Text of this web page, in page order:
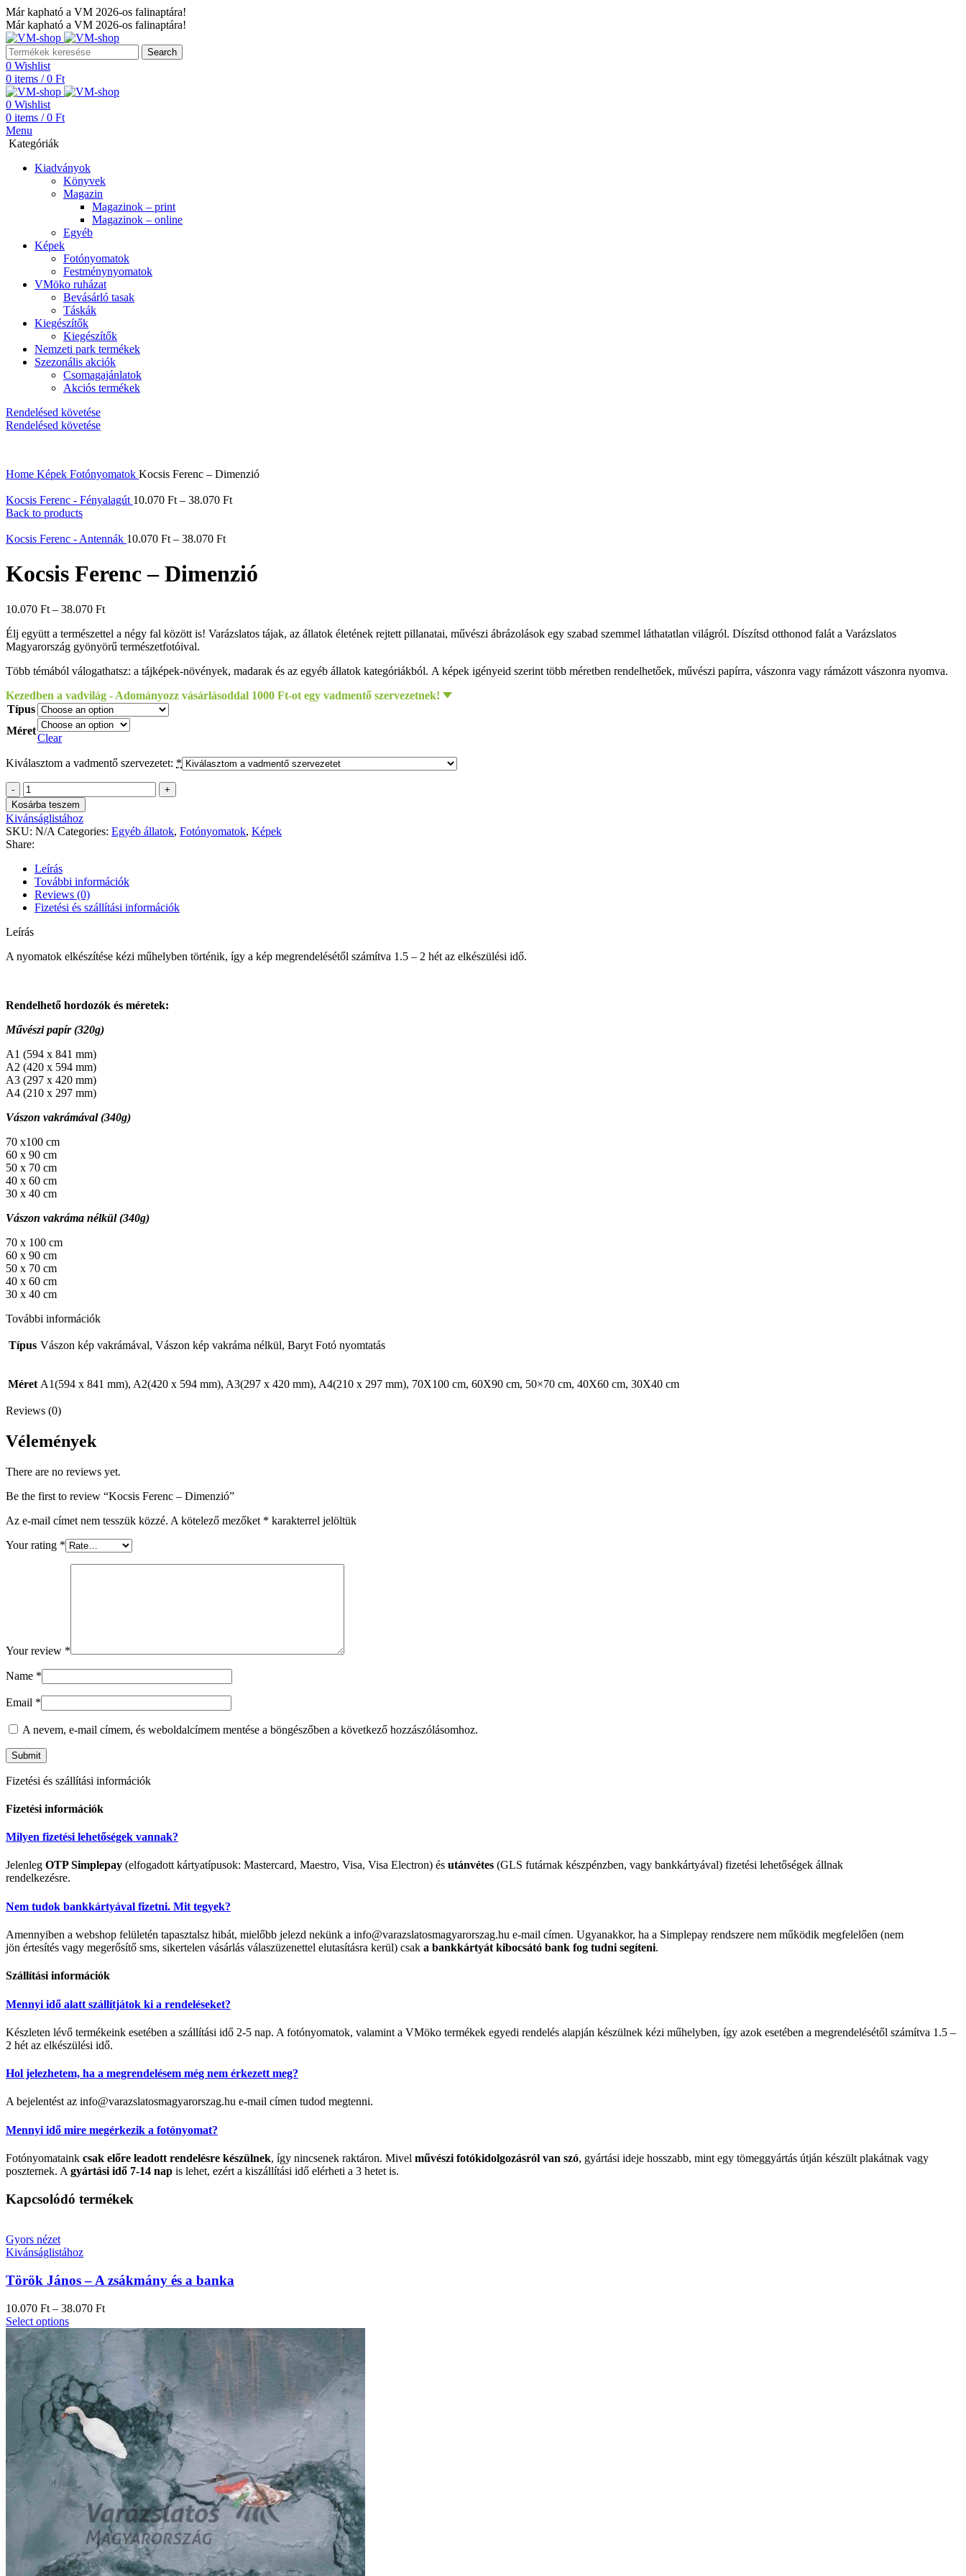
Már kapható a VM 2026-os falinaptára!
Már kapható a VM 2026-os falinaptára!
Search
0 Wishlist
0 items / 0 Ft
0 Wishlist
0 items / 0 Ft
Menu
Kategóriák
Kiadványok
Könyvek
Magazin
Magazinok – print
Magazinok – online
Egyéb
Képek
Fotónyomatok
Festménynyomatok
VMöko ruházat
Bevásárló tasak
Táskák
Kiegészítők
Kiegészítők
Nemzeti park termékek
Szezonális akciók
Csomagajánlatok
Akciós termékek
Rendelésed követése
Rendelésed követése
Home Képek Fotónyomatok Kocsis Ferenc – Dimenzió
Kocsis Ferenc - Fényalagút 10.070 Ft – 38.070 Ft
Back to products
Kocsis Ferenc - Antennák 10.070 Ft – 38.070 Ft
Kocsis Ferenc – Dimenzió
10.070 Ft – 38.070 Ft
Élj együtt a természettel a négy fal között is! Varázslatos tájak, az állatok életének rejtett pillanatai, művészi ábrázolások egy szabad szemmel láthatatlan világról. Díszítsd otthonod falát a Varázslatos
Magyarország gyönyörű természetfotóival.
Több témából válogathatsz: a tájképek-növények, madarak és az egyéb állatok kategóriákból. A képek igényeid szerint több méretben rendelhetőek, művészi papírra, vászonra vagy rámázott vászonra nyomva.
Kezedben a vadvilág - Adományozz vásárlásoddal 1000 Ft-ot egy vadmentő szervezetnek!
Típus
Méret
Clear
Kiválasztom a vadmentő szervezetet: *
Kocsis
Ferenc
-
Dimenzió
quantity
Kosárba teszem
Kivánságlistához
SKU: N/A Categories: Egyéb állatok, Fotónyomatok, Képek
Share:
Leírás
További információk
Reviews (0)
Fizetési és szállítási információk
Leírás
A nyomatok elkészítése kézi műhelyben történik, így a kép megrendelésétől számítva 1.5 – 2 hét az elkészülési idő.
Rendelhető hordozók és méretek:
Művészi papír (320g)
A1 (594 x 841 mm)
A2 (420 x 594 mm)
A3 (297 x 420 mm)
A4 (210 x 297 mm)
Vászon vakrámával (340g)
70 x100 cm
60 x 90 cm
50 x 70 cm
40 x 60 cm
30 x 40 cm
Vászon vakráma nélkül (340g)
70 x 100 cm
60 x 90 cm
50 x 70 cm
40 x 60 cm
30 x 40 cm
További információk
Típus Vászon kép vakrámával, Vászon kép vakráma nélkül, Baryt Fotó nyomtatás
Méret A1(594 x 841 mm), A2(420 x 594 mm), A3(297 x 420 mm), A4(210 x 297 mm), 70X100 cm, 60X90 cm, 50×70 cm, 40X60 cm, 30X40 cm
Reviews (0)
Vélemények
There are no reviews yet.
Be the first to review “Kocsis Ferenc – Dimenzió”
Az e-mail címet nem tesszük közzé. A kötelező mezőket * karakterrel jelöltük
Your rating *
Your review *
Name *
Email *
A nevem, e-mail címem, és weboldalcímem mentése a böngészőben a következő hozzászólásomhoz.
Fizetési és szállítási információk
Fizetési információk
Milyen fizetési lehetőségek vannak?
Jelenleg OTP Simplepay (elfogadott kártyatípusok: Mastercard, Maestro, Visa, Visa Electron) és utánvétes (GLS futárnak készpénzben, vagy bankkártyával) fizetési lehetőségek állnak
rendelkezésre.
Nem tudok bankkártyával fizetni. Mit tegyek?
Amennyiben a webshop felületén tapasztalsz hibát, mielőbb jelezd nekünk a info@varazslatosmagyarorszag.hu e-mail címen. Ugyanakkor, ha a Simplepay rendszere nem működik megfelelően (nem
jön értesítés vagy megerősítő sms, sikertelen vásárlás válaszüzenettel elutasításra kerül) csak a bankkártyát kibocsátó bank fog tudni segíteni.
Szállítási információk
Mennyi idő alatt szállítjátok ki a rendeléseket?
Készleten lévő termékeink esetében a szállítási idő 2-5 nap. A fotónyomatok, valamint a VMöko termékek egyedi rendelés alapján készülnek kézi műhelyben, így azok esetében a megrendelésétől számítva 1.5 –
2 hét az elkészülési idő.
Hol jelezhetem, ha a megrendelésem még nem érkezett meg?
A bejelentést az info@varazslatosmagyarorszag.hu e-mail címen tudod megtenni.
Mennyi idő mire megérkezik a fotónyomat?
Fotónyomataink csak előre leadott rendelésre készülnek, így nincsenek raktáron. Mivel művészi fotókidolgozásról van szó, gyártási ideje hosszabb, mint egy tömeggyártás útján készült plakátnak vagy
poszternek. A gyártási idő 7-14 nap is lehet, ezért a kiszállítási idő elérheti a 3 hetet is.
Kapcsolódó termékek
Gyors nézet
Kivánságlistához
Török János – A zsákmány és a banka
10.070 Ft – 38.070 Ft
Select options